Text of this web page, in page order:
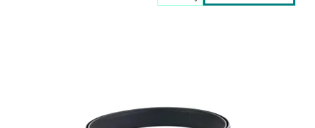
zapínáním na mechanicky posuvnou sponu v celkové délce